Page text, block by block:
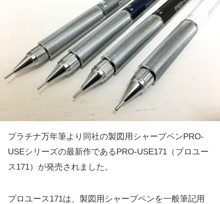
プラチナ万年筆より同社の製図用シャープペンPRO-
USEシリーズの最新作であるPRO-USE171（プロユー
ス171）が発売されました。
プロユース171は、製図用シャープペンを一般筆記用